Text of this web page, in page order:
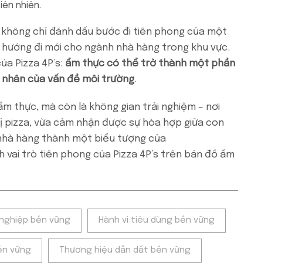
nhiên.
không chỉ đánh dấu bước đi tiên phong của một
đi mới cho ngành nhà hàng trong khu vực.
Pizza 4P’s: ẩm thực có thể trở thành một phần
của vấn đề môi trường.
thực, mà còn là không gian trải nghiệm – nơi
vừa cảm nhận được sự hòa hợp giữa con
hàng thành một biểu tượng của
vai trò tiên phong của Pizza 4P’s trên bản đồ ẩm
bền vững Hành vi tiêu dùng bền vững
vững Thương hiệu dẫn dắt bền vững